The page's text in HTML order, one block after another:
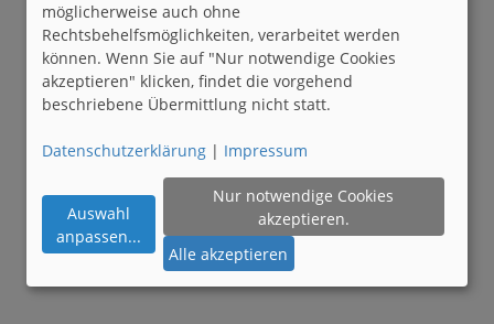
möglicherweise auch ohne
Rechtsbehelfsmöglichkeiten, verarbeitet werden
können. Wenn Sie auf "Nur notwendige Cookies
akzeptieren" klicken, findet die vorgehend
beschriebene Übermittlung nicht statt.
Datenschutzerklärung | Impressum
Auswahl
anpassen...
Nur notwendige Cookies
akzeptieren.
Alle akzeptieren